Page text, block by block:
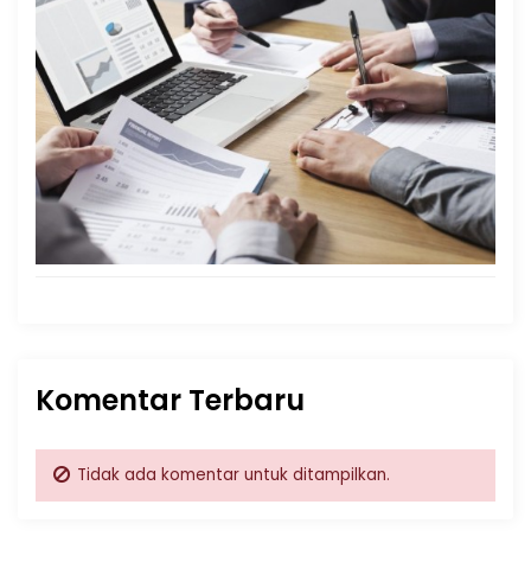
Komentar Terbaru
Tidak ada komentar untuk ditampilkan.